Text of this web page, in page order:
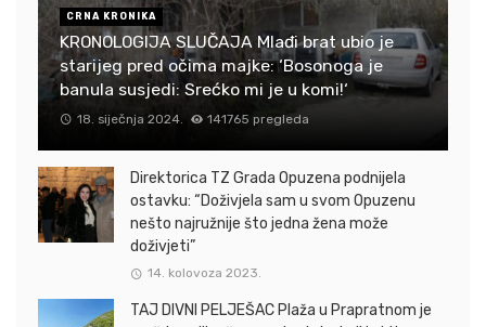
CRNA KRONIKA
KRONOLOGIJA SLUČAJA Mlađi brat ubio je
starijeg pred očima majke: ‘Bosonoga je
banula susjedi: Srećko mi je u komi!‘
18. siječnja 2024. 141765 pregleda
Direktorica TZ Grada Opuzena podnijela
ostavku: “Doživjela sam u svom Opuzenu
nešto najružnije što jedna žena može
doživjeti”
14. kolovoza 2023.
TAJ DIVNI PELJEŠAC Plaža u Prapratnom je